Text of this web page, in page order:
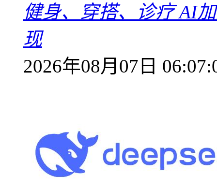
健身、穿搭、诊疗 AI
现
2026年08月07日